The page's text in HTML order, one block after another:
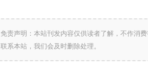
免责声明：本站刊发内容仅供读者了解，不作消
联系本站，我们会及时删除处理。